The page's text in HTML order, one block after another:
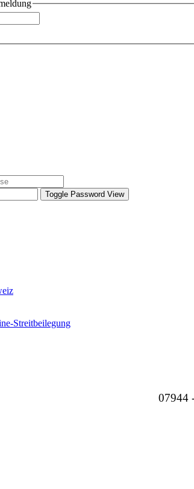
Toggle Password View
Streitbeilegung
07944